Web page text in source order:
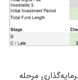
مرحله